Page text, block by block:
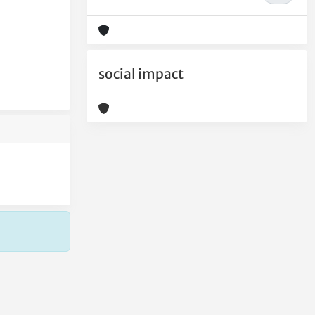
social impact